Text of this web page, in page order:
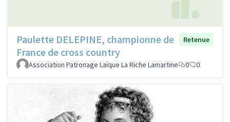
Paulette DELEPINE, championne de
France de cross country
Retenue
Association Patronage Laïque La Riche Lamartine 0 0